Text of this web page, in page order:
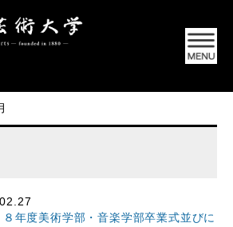
８年度美術学部・音楽学部卒業式並びに